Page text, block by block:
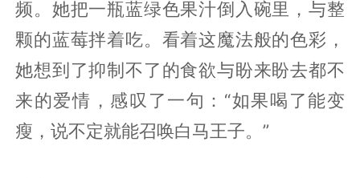
频。她把一瓶蓝绿色果汁倒入碗里，与整
颗的蓝莓拌着吃。看着这魔法般的色彩，
她想到了抑制不了的食欲与盼来盼去都不
来的爱情，感叹了一句：“如果喝了能变
瘦，说不定就能召唤白马王子。”